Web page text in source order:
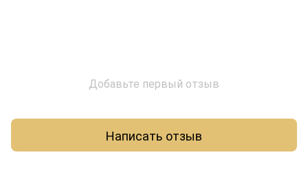
Добавьте первый отзыв
Написать отзыв